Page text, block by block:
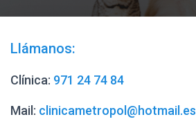
Llámanos:
Clínica: 971 24 74 84
Mail: clinicametropol@hotmail.es